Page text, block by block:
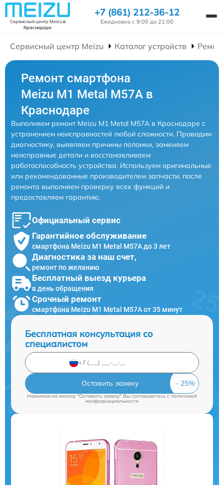
Сервисный центр Meizuв
Краснодаре
+7 (861) 212-36-12
Ежедневно с 9:00 до 21:00
Сервисный центр Meizu Каталог устройств
Ремонт смартфона
Meizu M1 Metal M57A в
Краснодаре
Выполняем ремонт Meizu M1 Metal M57A в Краснодаре с
устранением неисправностей любой сложности. Проводим
диагностику, выявляем причины поломки, заменяем
неисправные детали и восстанавливаем
работоспособность устройства. Используем оригинальные
или рекомендованные производителем запчасти, после
ремонта выполняем проверку всех функций и
предоставляем гарантию.
Официальный сервис
Гарантийное обслуживание
смартфона Meizu M1 Metal M57A до 3 лет
Диагностика за наш счет,
ремонт по желанию
Бесплатный выезд курьера
в день обращения
Срочный ремонт
смартфона Meizu M1 Metal M57A от 35 минут
Бесплатная консультация со
специалистом
Оставить заявку
Нажимая на кнопку "Оставить заявку" Вы соглашаетесь cполитикой
конфиденциальности